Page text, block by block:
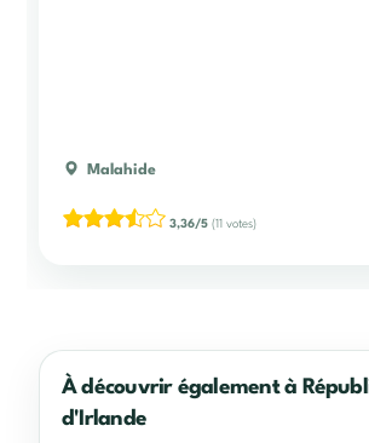
Malahide
3,36/5 (11 votes)
À découvrir également à
d'Irlande